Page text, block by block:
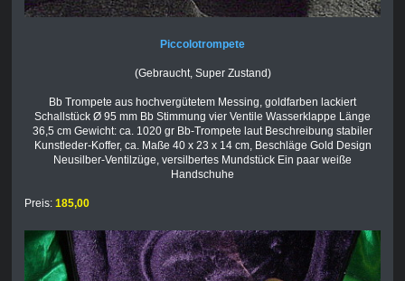
Piccolotrompete
(Gebraucht, Super Zustand)
Bb Trompete aus hochvergütetem Messing, goldfarben lackiert
Schallstück Ø 95 mm Bb Stimmung vier Ventile Wasserklappe Länge
36,5 cm Gewicht: ca. 1020 gr Bb-Trompete laut Beschreibung stabiler
Kunstleder-Koffer, ca. Maße 40 x 23 x 14 cm, Beschläge Gold Design
Neusilber-Ventilzüge, versilbertes Mundstück Ein paar weiße
Handschuhe
Preis: 185,00